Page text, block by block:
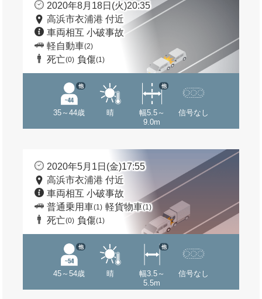
2020年8月18日(火)20:35
高浜市衣浦港 付近
車両相互 小破事故
軽自動車(2)
死亡(0) 負傷(1)
35～44歳
他
晴
幅5.5～
9.0m
他
信号なし
2020年5月1日(金)17:55
高浜市衣浦港 付近
車両相互 小破事故
普通乗用車(1) 軽貨物車(1)
死亡(0) 負傷(1)
45～54歳
他
晴
幅3.5～
5.5m
他
信号なし